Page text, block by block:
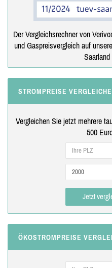
Der Vergleichsrechner von
und Gaspreisvergleich auf
STROMPREISE
Vergleichen Sie jetzt mehrere
500
Jetzt
ÖKOSTROMPREISE